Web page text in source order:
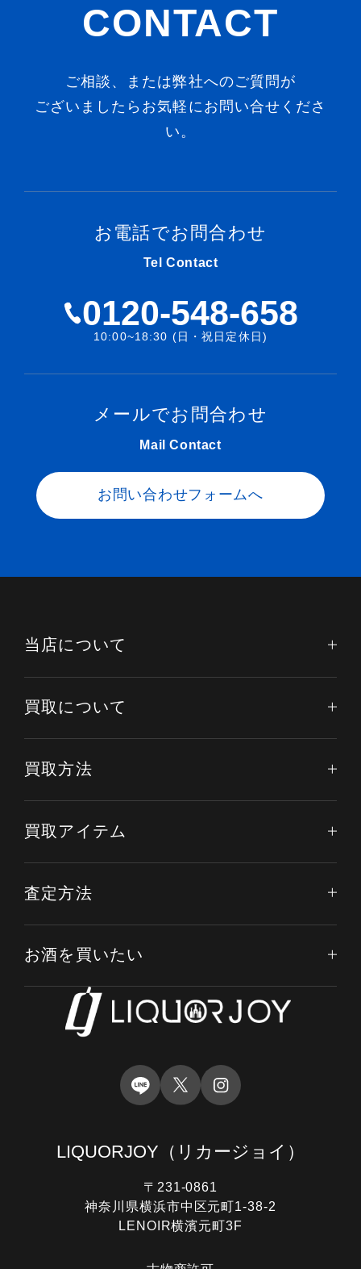
CONTACT
ご相談、または弊社へのご質問が
ございましたらお気軽にお問い合せくださ
い。
お電話でお問合わせ
Tel Contact
0120-548-658
10:00~18:30 (日・祝日定休日)
メールでお問合わせ
Mail Contact
お問い合わせフォームへ
LIQUORJOY （リカージョイ）
〒231-0861
神奈川県横浜市中区元町1-38-2
LENOIR横濱元町3F
当店について
買取について
買取方法
買取アイテム
査定方法
お酒を買いたい